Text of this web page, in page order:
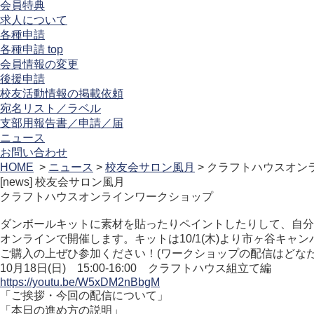
会員特典
求人について
各種申請
各種申請 top
会員情報の変更
後援申請
校友活動情報の掲載依頼
宛名リスト／ラベル
支部用報告書／申請／届
ニュース
お問い合わせ
HOME > ニュース > 校友会サロン風月 > クラフトハウスオン
[news] 校友会サロン風月
クラフトハウスオンラインワークショップ
ダンボールキットに素材を貼ったりペイントしたりして、自
オンラインで開催します。キットは10/1(木)より市ヶ谷キャ
ご購入の上ぜひ参加ください！(ワークショップの配信はどな
10月18日(日) 15:00-16:00 クラフトハウス組立て編
https://youtu.be/W5xDM2nBbgM
「ご挨拶・今回の配信について」
「本日の進め方の説明」